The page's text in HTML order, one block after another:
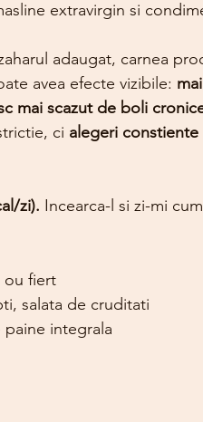
extravirgin si
adaugat, carnea
avea efecte vizibile:
mai scazut de boli
ci alegeri
zi). Incearca-l si zi-mi
ou fiert
salata de cruditati
paine integrala